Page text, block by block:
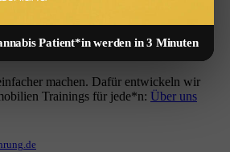
machen. Dafür entwickeln wir
Trainings für jede*n: Über uns
Patient*in werden in 3 Minuten